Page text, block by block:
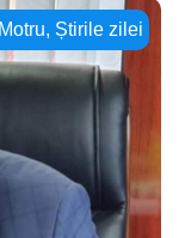
Motru, Știrile zilei
pentru